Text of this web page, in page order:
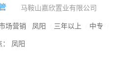
马鞍山嘉欣置业有限公司
场营销 凤阳 三年以上 中专
： 凤阳